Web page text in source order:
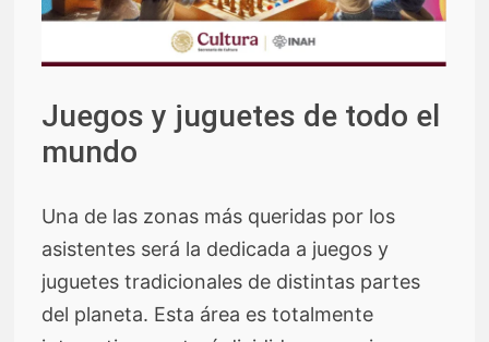
Juegos y juguetes de todo el
mundo
Una de las zonas más queridas por los
asistentes será la dedicada a juegos y
juguetes tradicionales de distintas partes
del planeta. Esta área es totalmente